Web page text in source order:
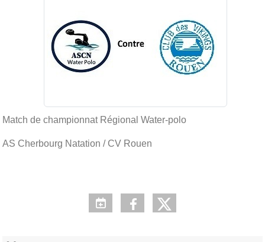
Match de championnat Régional Water-polo
AS Cherbourg Natation / CV Rouen